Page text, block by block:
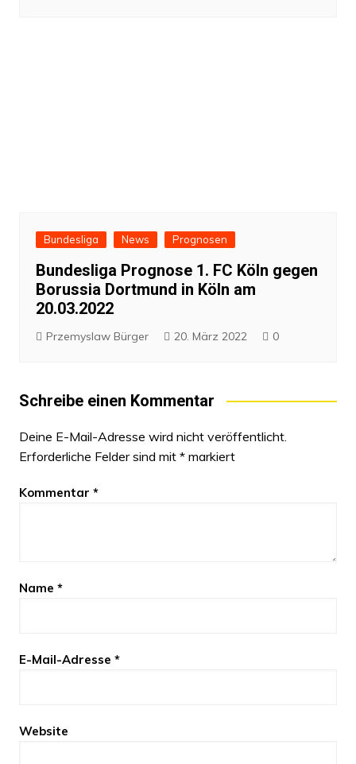
Bundesliga News Prognosen
Bundesliga Prognose 1. FC Köln gegen
Borussia Dortmund in Köln am
20.03.2022
Przemyslaw Bürger 20. März 2022 0
Schreibe einen Kommentar
Deine E-Mail-Adresse wird nicht veröffentlicht.
Erforderliche Felder sind mit *markiert
Kommentar *
Name *
E-Mail-Adresse *
Website